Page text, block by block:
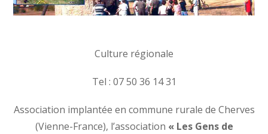
Culture régionale
Tel : 07 50 36 14 31
Association implantée en commune rurale de Cherves
(Vienne-France), l’association « Les Gens de